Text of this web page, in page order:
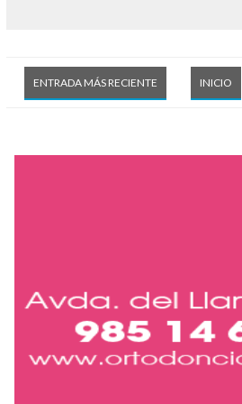
ENTRADA MÁS RECIENTE INICIO